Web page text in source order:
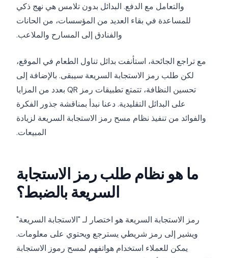
والتعامل مع الدفع. البدائل بدون تلامس هي نهج ذكي
للمساعدة في بقاء العديد من المؤسسات، من الحانات
والفنادق إلى المسارح والملاعب.
مع تراجع الجائحة، استأنفت بدائل تناول الطعام في الموقع،
لكن طلب رمز الاستجابة السريعة سيبقى. بالإضافة إلى
تحسين النظافة، تتمتع تطبيقات رمز QR بعدد من المزايا
على البدائل التقليدية. دعنا نبدأ بمناقشة جذور الفكرة
والفوائد من تنفيذ نظام مسح رمز الاستجابة السريعة لزيادة
المبيعات.
ما هو نظام طلب رمز الاستجابة
السريعة بالضبط؟
رمز الاستجابة السريعة هو اختصار لـ "الاستجابة السريعة"
ويشير إلى رمز شريطي يسترجع ويحتوي على معلومات.
يمكن للعملاء استخدام هواتفهم لمسح رموز الاستجابة